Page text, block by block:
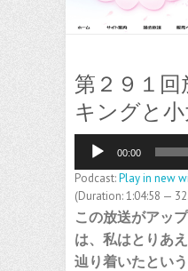
第２９１
キングと小
プ
レ
ー
ヤ
ー
00:00
Podcast:Play in new
(Duration: 1:04:58 —
この放送がアッ
は、私はとりあ
辿り着いたとい